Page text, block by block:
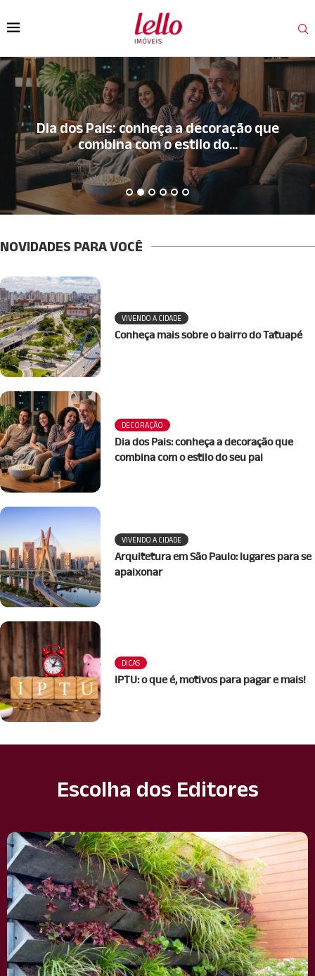
NOVIDADES PARA VOCÊ
VIVENDO A CIDADE
Conheça mais sobre o bairro do Tatuapé
DECORAÇÃO
Dia dos Pais: conheça a decoração que
combina com o estilo do seu pai
VIVENDO A CIDADE
Arquitetura em São Paulo: lugares para se
apaixonar
DICAS
IPTU: o que é, motivos para pagar e mais!
Escolha dos Editores